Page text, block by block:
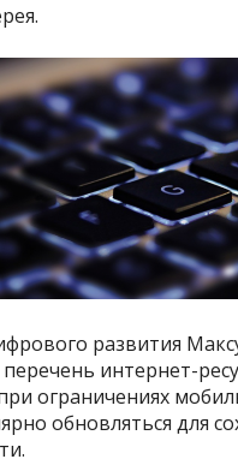
развития
интернет-
ограничениях
обновляться для